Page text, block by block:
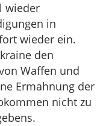
wieder
in
wieder ein.
den
Waffen und
Ermahnung der
nicht zu